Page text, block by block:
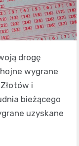
drogę
wygrane
i
bieżącego
uzyskane